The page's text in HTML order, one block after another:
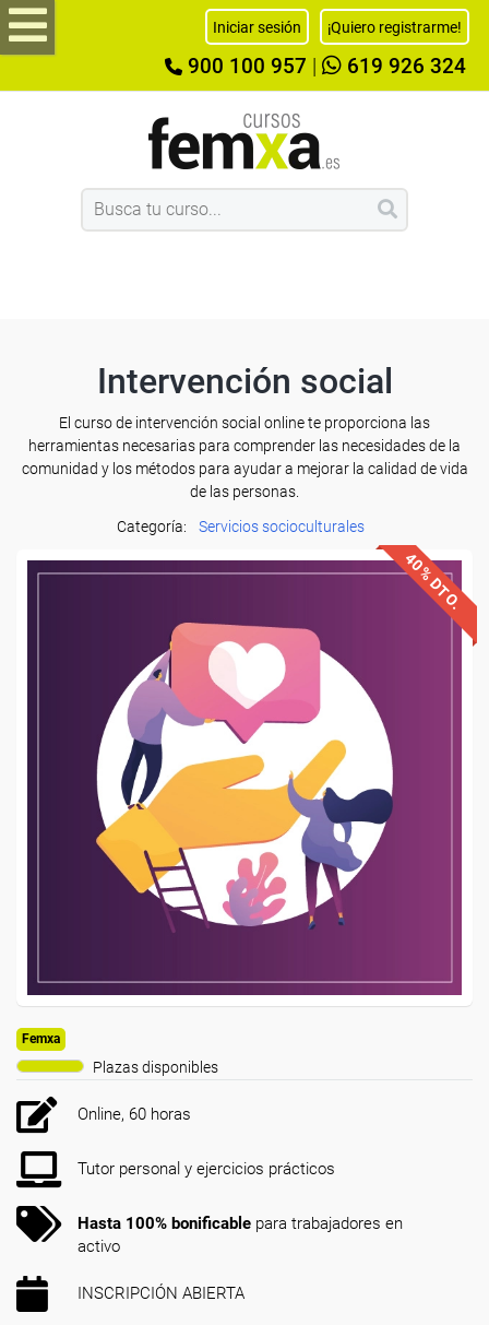
Iniciar sesión ¡Quiero registrarme!
900 100 957 619 926 324
Intervención social
El curso de intervención social online te proporciona las
herramientas necesarias para comprender las necesidades de la
comunidad y los métodos para ayudar a mejorar la calidad de vida
de las personas.
Categoría:
Servicios socioculturales
40% DTO.
Femxa
Plazas disponibles
Online, 60 horas
Tutor personal y ejercicios prácticos
Hasta 100% bonificable para trabajadores en
activo
INSCRIPCIÓN ABIERTA